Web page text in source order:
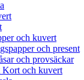
och kuvert
och present
och provsäckar
och kuvert